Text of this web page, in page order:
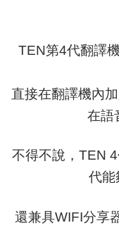
TEN第4代翻譯
直接在翻譯機內
在語
不得不說，TEN
代能
還兼具WIFI分享